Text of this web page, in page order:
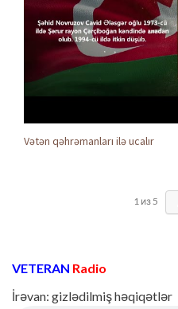
Vətən qəhrəmanları ilə ucalır
1 из5
VETERAN Radio
İrəvan: gizlədilmiş həqiqətlər